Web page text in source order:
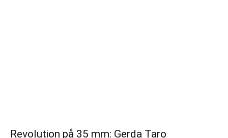
Revolution på 35 mm: Gerda Taro